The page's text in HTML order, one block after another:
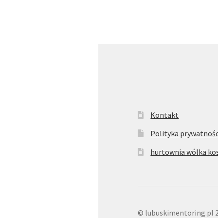
Kontakt
Polityka
hurtownia wólka
© lubuskimentoring.pl